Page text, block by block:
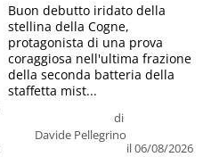
di
Davide Pellegrino
il 06/08/2026
Buon debutto iridato della
stellina della Cogne,
protagonista di una prova
coraggiosa nell'ultima frazione
della seconda batteria della
staffetta mist...